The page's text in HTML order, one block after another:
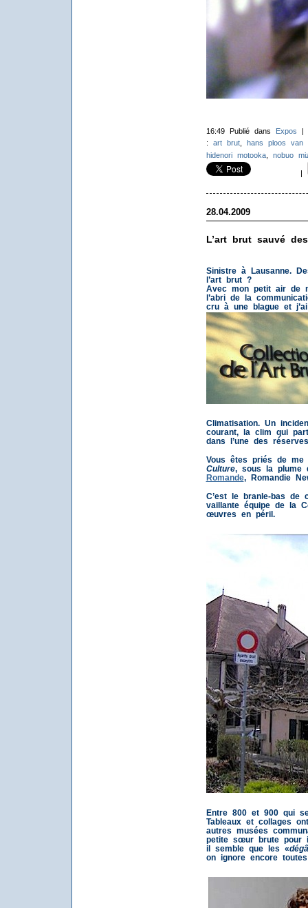
16:49 Publié dans Expos |
: art brut, hans ploos van
hidenori motooka, nobuo
|
28.04.2009
L’art brut sauvé
Sinistre à Lausanne.
l’art brut ?
Avec mon petit air de
l’abri de la
cru à une blague et
Climatisation. Un
courant, la clim qui
dans l’une des
Vous êtes priés de
Culture, sous la plume
Romande, Romandie
C’est le branle-bas de
vaillante équipe de la
œuvres en péril.
Entre 800 et 900 qui
Tableaux et collages
autres musées
petite sœur brute pour
il semble que les «
on ignore encore